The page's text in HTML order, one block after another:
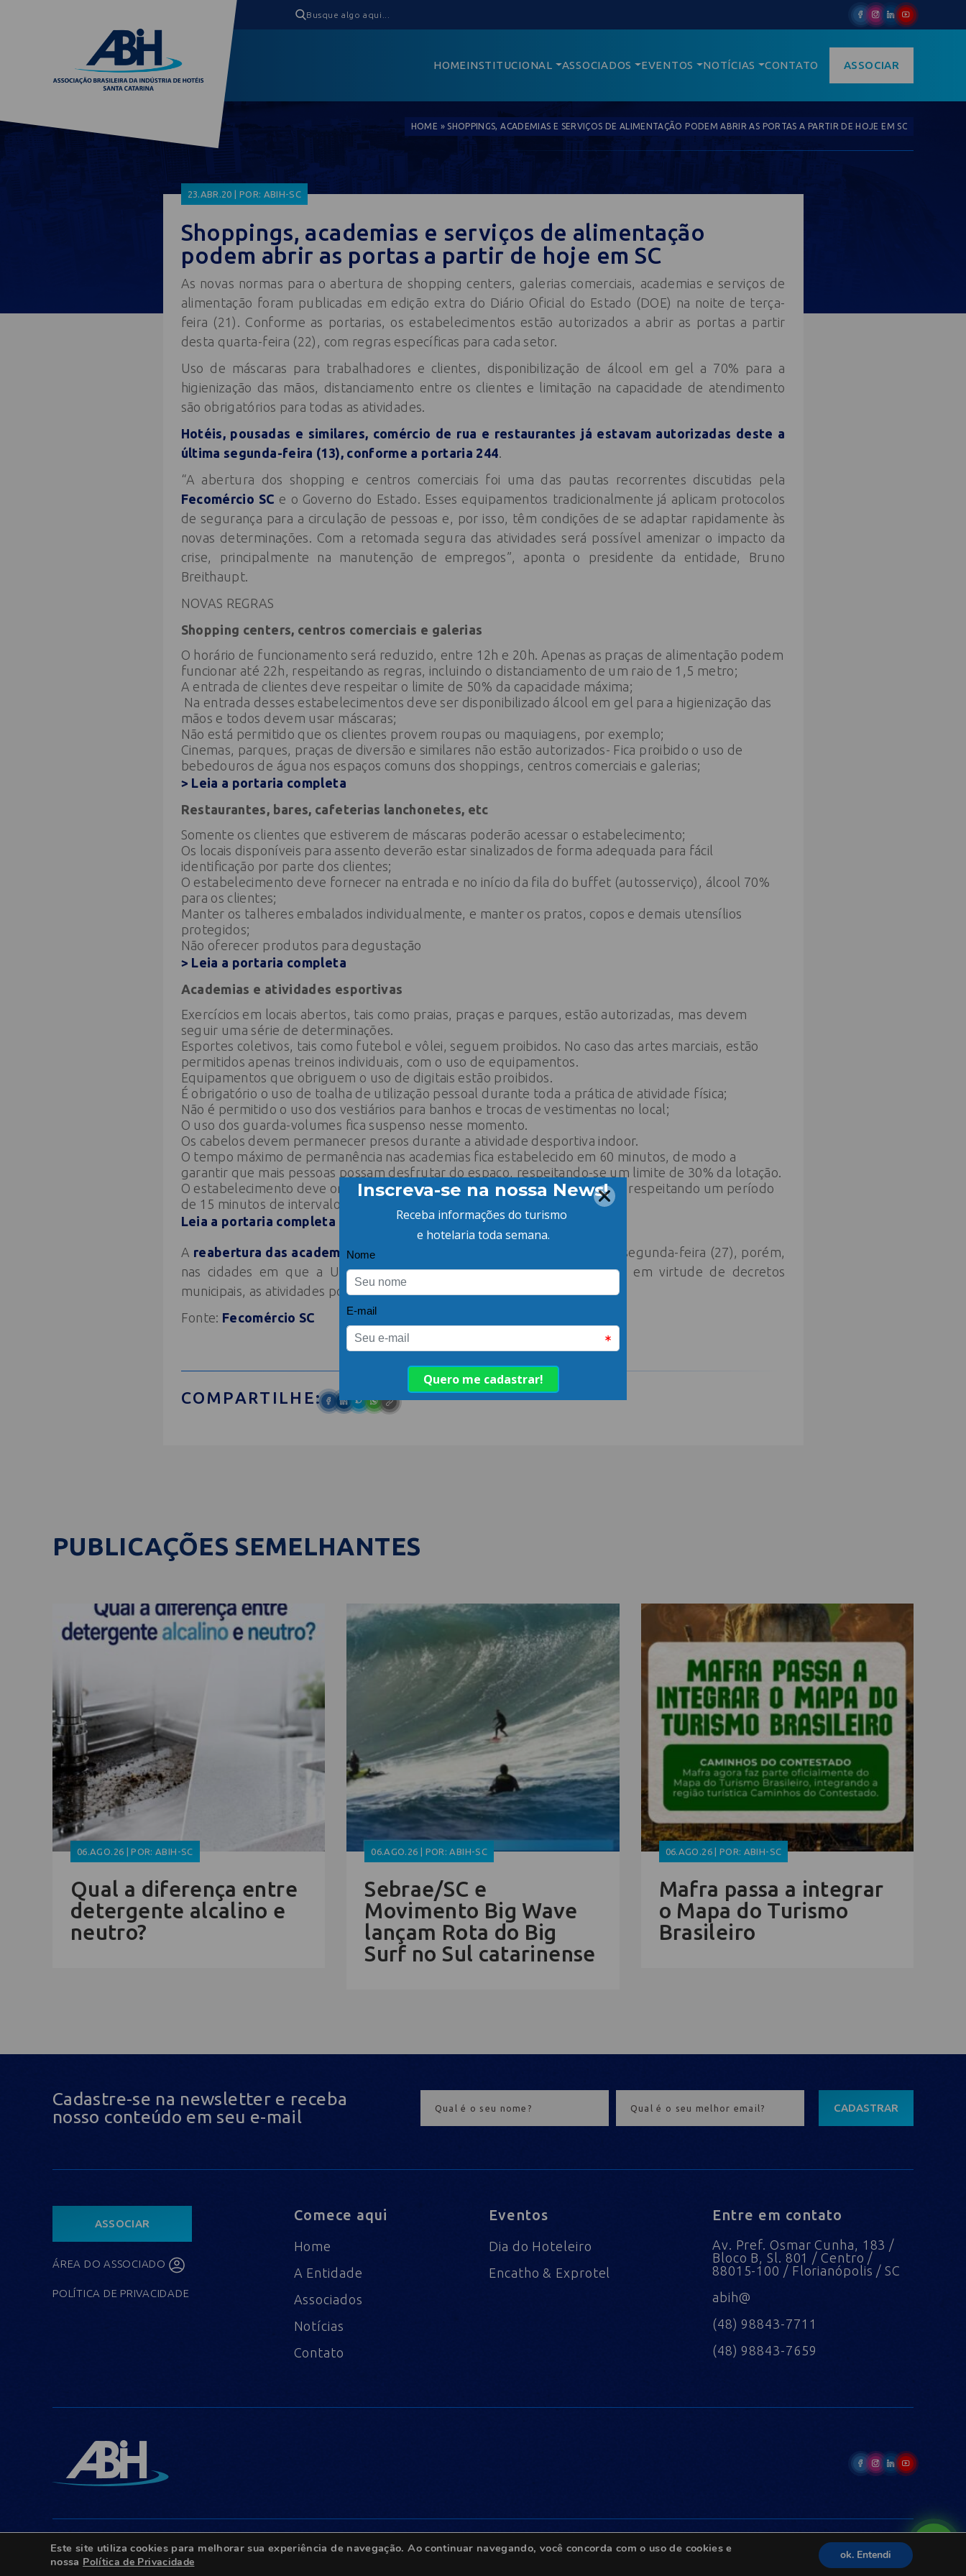
HOMEINSTITUCIONAL ASSOCIADOS EVENTOS NOTÍCIAS CONTATO ASSOCIAR
HOME » SHOPPINGS, ACADEMIAS E SERVIÇOS DE ALIMENTAÇÃO PODEM ABRIR AS PORTAS A PARTIR DE HOJE EM SC
23.ABR.20 | POR: ABIH-SC
Shoppings, academias e serviços de alimentação
podem abrir as portas a partir de hoje em SC
As novas normas para o abertura de shopping centers, galerias comerciais, academias e serviços de
alimentação foram publicadas em edição extra do Diário Oficial do Estado (DOE) na noite de terça-
feira (21). Conforme as portarias, os estabelecimentos estão autorizados a abrir as portas a partir
desta quarta-feira (22), com regras específicas para cada setor.
Uso de máscaras para trabalhadores e clientes, disponibilização de álcool em gel a 70% para a
higienização das mãos, distanciamento entre os clientes e limitação na capacidade de atendimento
são obrigatórios para todas as atividades.
Hotéis, pousadas e similares, comércio de rua e restaurantes já estavam autorizadas deste a
última segunda-feira (13), conforme a portaria 244.
“A abertura dos shopping e centros comerciais foi uma das pautas recorrentes discutidas pela
Fecomércio SC e o Governo do Estado. Esses equipamentos tradicionalmente já aplicam protocolos
de segurança para a circulação de pessoas e, por isso, têm condições de se adaptar rapidamente às
novas determinações. Com a retomada segura das atividades será possível amenizar o impacto da
crise, principalmente na manutenção de empregos”, aponta o presidente da entidade, Bruno
Breithaupt.
NOVAS REGRAS
Shopping centers, centros comerciais e galerias
O horário de funcionamento será reduzido, entre 12h e 20h. Apenas as praças de alimentação podem
funcionar até 22h, respeitando as regras, incluindo o distanciamento de um raio de 1,5 metro;
A entrada de clientes deve respeitar o limite de 50% da capacidade máxima;
Na entrada desses estabelecimentos deve ser disponibilizado álcool em gel para a higienização das
mãos e todos devem usar máscaras;
Não está permitido que os clientes provem roupas ou maquiagens, por exemplo;
Cinemas, parques, praças de diversão e similares não estão autorizados- Fica proibido o uso de
bebedouros de água nos espaços comuns dos shoppings, centros comerciais e galerias;
> Leia a portaria completa
Restaurantes, bares, cafeterias lanchonetes, etc
Somente os clientes que estiverem de máscaras poderão acessar o estabelecimento;
Os locais disponíveis para assento deverão estar sinalizados de forma adequada para fácil
identificação por parte dos clientes;
O estabelecimento deve fornecer na entrada e no início da fila do buffet (autosserviço), álcool 70%
para os clientes;
Manter os talheres embalados individualmente, e manter os pratos, copos e demais utensílios
protegidos;
Não oferecer produtos para degustação
> Leia a portaria completa
Academias e atividades esportivas
Exercícios em locais abertos, tais como praias, praças e parques, estão autorizadas, mas devem
seguir uma série de determinações.
Esportes coletivos, tais como futebol e vôlei, seguem proibidos. No caso das artes marciais, estão
permitidos apenas treinos individuais, com o uso de equipamentos.
Equipamentos que obriguem o uso de digitais estão proibidos.
É obrigatório o uso de toalha de utilização pessoal durante toda a prática de atividade física;
Não é permitido o uso dos vestiários para banhos e trocas de vestimentas no local;
O uso dos guarda-volumes fica suspenso nesse momento.
Os cabelos devem permanecer presos durante a atividade desportiva indoor.
O tempo máximo de permanência nas academias fica estabelecido em 60 minutos, de modo a
garantir que mais pessoas possam desfrutar do espaço, respeitando-se um limite de 30% da lotação.
O estabelecimento deve organizar um grupo de usuários por cada horário, respeitando um período
de 15 minutos de intervalo para limpeza do chão.
Leia a portaria completa
A reabertura das academias do Sesc Santa Catarina
está prevista para segunda-feira (27), porém,
nas cidades em que a Unidade já vinha se organizando internamente, em virtude de decretos
municipais, as atividades poderão ser retomadas antes desta data.
Fonte: Fecomércio SC
COMPARTILHE:
PUBLICAÇÕES SEMELHANTES
06.AGO.26 | POR: ABIH-SC
Qual a diferença entre
detergente alcalino e
neutro?
06.AGO.26 | POR: ABIH-SC
Sebrae/SC e
Movimento Big Wave
lançam Rota do Big
Surf no Sul catarinense
06.AGO.26 | POR: ABIH-SC
Mafra passa a integrar
o Mapa do Turismo
Brasileiro
Cadastre-se na newsletter e receba
nosso conteúdo em seu e-mail
CADASTRAR
ASSOCIAR
ÁREA DO ASSOCIADO
POLÍTICA DE PRIVACIDADE
Comece aqui
Home
A Entidade
Associados
Notícias
Contato
Eventos
Dia do Hoteleiro
Encatho & Exprotel
Entre em contato
Av. Pref. Osmar Cunha, 183 /
Bloco B, Sl. 801 / Centro /
88015-100 / Florianópolis / SC
abih@
(48) 98843-7711
(48) 98843-7659
© Copyright 2022 - Todos os direitos reservados.
Este site utiliza cookies para melhorar sua experiência de navegação. Ao continuar navegando, você concorda com o uso de cookies e
nossa Política de Privacidade
ok. Entendi